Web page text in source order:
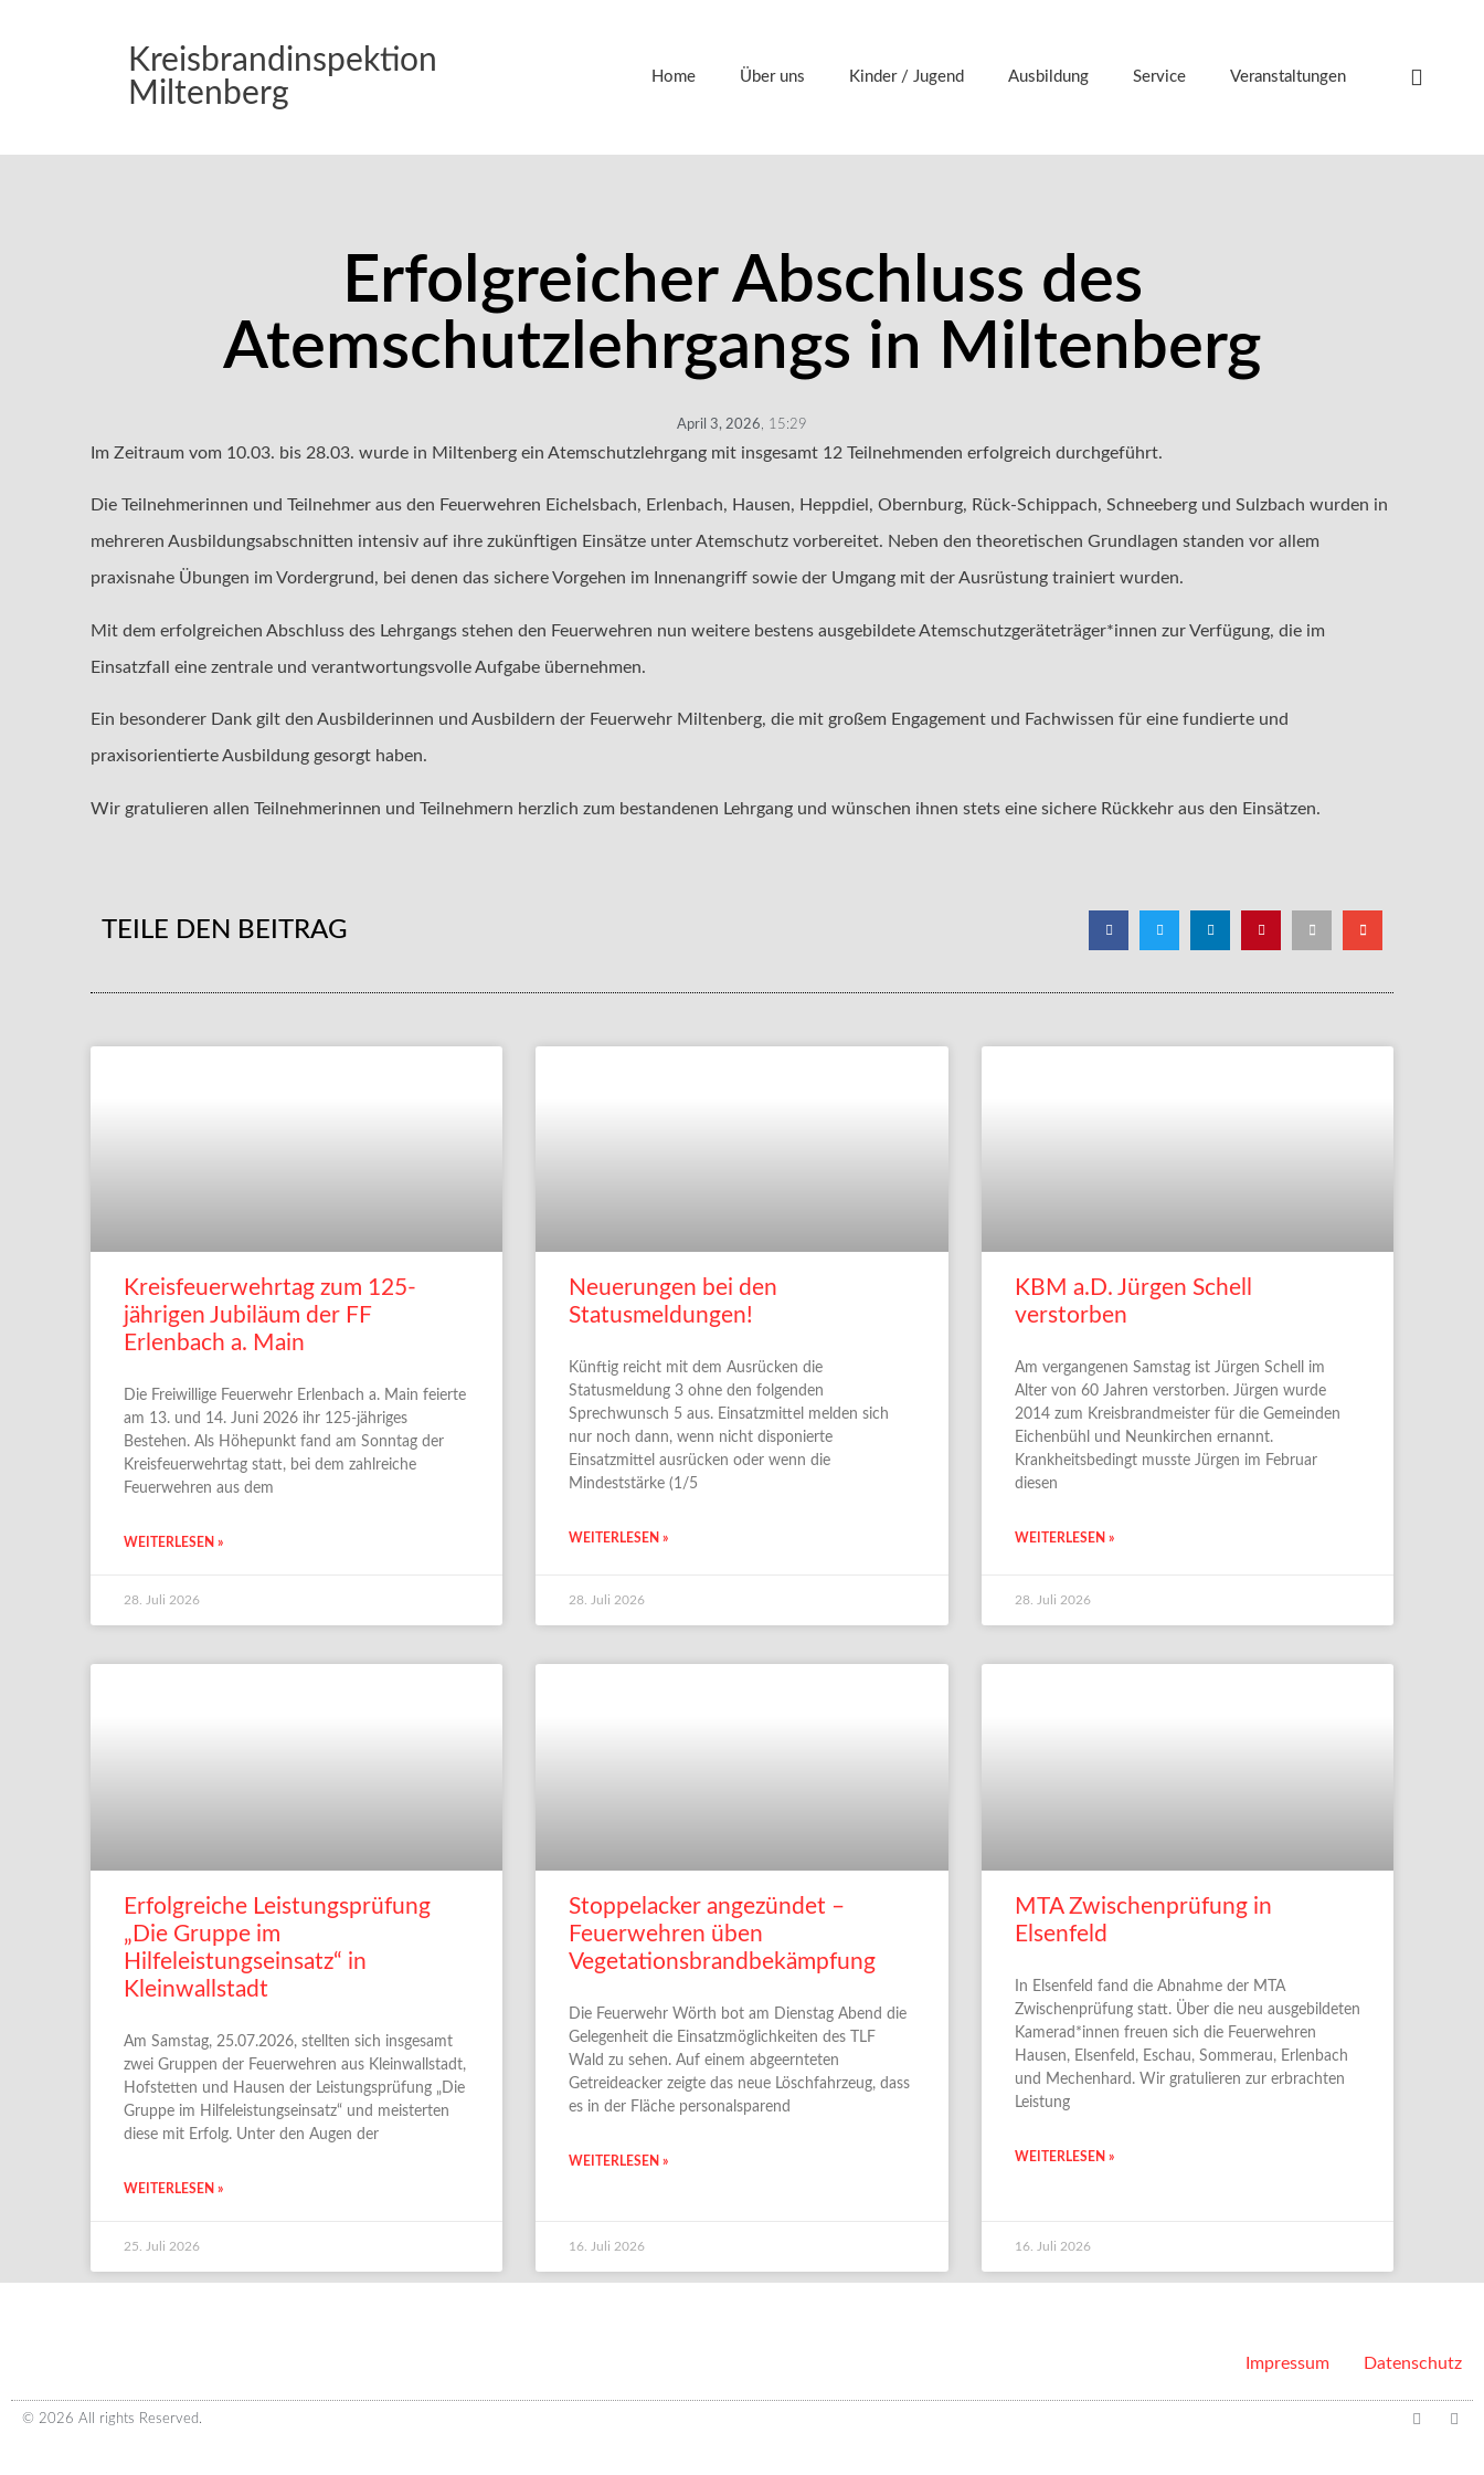
Kreisbrandinspektion
Miltenberg
Home Über uns Kinder / Jugend Ausbildung Service Veranstaltungen
Erfolgreicher Abschluss des
Atemschutzlehrgangs in Miltenberg
April 3, 2026, 15:29
Im Zeitraum vom 10.03. bis 28.03. wurde in Miltenberg ein Atemschutzlehrgang mit insgesamt 12 Teilnehmenden erfolgreich durchgeführt.
Die Teilnehmerinnen und Teilnehmer aus den Feuerwehren Eichelsbach, Erlenbach, Hausen, Heppdiel, Obernburg, Rück-Schippach, Schneeberg und Sulzbach wurden in
mehreren Ausbildungsabschnitten intensiv auf ihre zukünftigen Einsätze unter Atemschutz vorbereitet. Neben den theoretischen Grundlagen standen vor allem
praxisnahe Übungen im Vordergrund, bei denen das sichere Vorgehen im Innenangriff sowie der Umgang mit der Ausrüstung trainiert wurden.
Mit dem erfolgreichen Abschluss des Lehrgangs stehen den Feuerwehren nun weitere bestens ausgebildete Atemschutzgeräteträger*innen zur Verfügung, die im
Einsatzfall eine zentrale und verantwortungsvolle Aufgabe übernehmen.
Ein besonderer Dank gilt den Ausbilderinnen und Ausbildern der Feuerwehr Miltenberg, die mit großem Engagement und Fachwissen für eine fundierte und
praxisorientierte Ausbildung gesorgt haben.
Wir gratulieren allen Teilnehmerinnen und Teilnehmern herzlich zum bestandenen Lehrgang und wünschen ihnen stets eine sichere Rückkehr aus den Einsätzen.
TEILE DEN BEITRAG
Kreisfeuerwehrtag zum 125-
jährigen Jubiläum der FF
Erlenbach a. Main
Die Freiwillige Feuerwehr Erlenbach a. Main feierte
am 13. und 14. Juni 2026 ihr 125-jähriges
Bestehen. Als Höhepunkt fand am Sonntag der
Kreisfeuerwehrtag statt, bei dem zahlreiche
Feuerwehren aus dem
WEITERLESEN »
28. Juli 2026
Neuerungen bei den
Statusmeldungen!
Künftig reicht mit dem Ausrücken die
Statusmeldung 3 ohne den folgenden
Sprechwunsch 5 aus. Einsatzmittel melden sich
nur noch dann, wenn nicht disponierte
Einsatzmittel ausrücken oder wenn die
Mindeststärke (1/5
WEITERLESEN »
28. Juli 2026
KBM a.D. Jürgen Schell
verstorben
Am vergangenen Samstag ist Jürgen Schell im
Alter von 60 Jahren verstorben. Jürgen wurde
2014 zum Kreisbrandmeister für die Gemeinden
Eichenbühl und Neunkirchen ernannt.
Krankheitsbedingt musste Jürgen im Februar
diesen
WEITERLESEN »
28. Juli 2026
Erfolgreiche Leistungsprüfung
„Die Gruppe im
Hilfeleistungseinsatz“ in
Kleinwallstadt
Am Samstag, 25.07.2026, stellten sich insgesamt
zwei Gruppen der Feuerwehren aus Kleinwallstadt,
Hofstetten und Hausen der Leistungsprüfung „Die
Gruppe im Hilfeleistungseinsatz“ und meisterten
diese mit Erfolg. Unter den Augen der
WEITERLESEN »
25. Juli 2026
Stoppelacker angezündet –
Feuerwehren üben
Vegetationsbrandbekämpfung
Die Feuerwehr Wörth bot am Dienstag Abend die
Gelegenheit die Einsatzmöglichkeiten des TLF
Wald zu sehen. Auf einem abgeernteten
Getreideacker zeigte das neue Löschfahrzeug, dass
es in der Fläche personalsparend
WEITERLESEN »
16. Juli 2026
MTA Zwischenprüfung in
Elsenfeld
In Elsenfeld fand die Abnahme der MTA
Zwischenprüfung statt. Über die neu ausgebildeten
Kamerad*innen freuen sich die Feuerwehren
Hausen, Elsenfeld, Eschau, Sommerau, Erlenbach
und Mechenhard. Wir gratulieren zur erbrachten
Leistung
WEITERLESEN »
16. Juli 2026
Impressum Datenschutz
© 2026 All rights Reserved.